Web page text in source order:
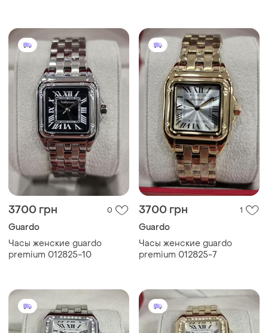
3700 грн 0
Guardo
Часы женские guardo
premium 012825-10
3700 грн 1
Guardo
Часы женские guardo
premium 012825-7